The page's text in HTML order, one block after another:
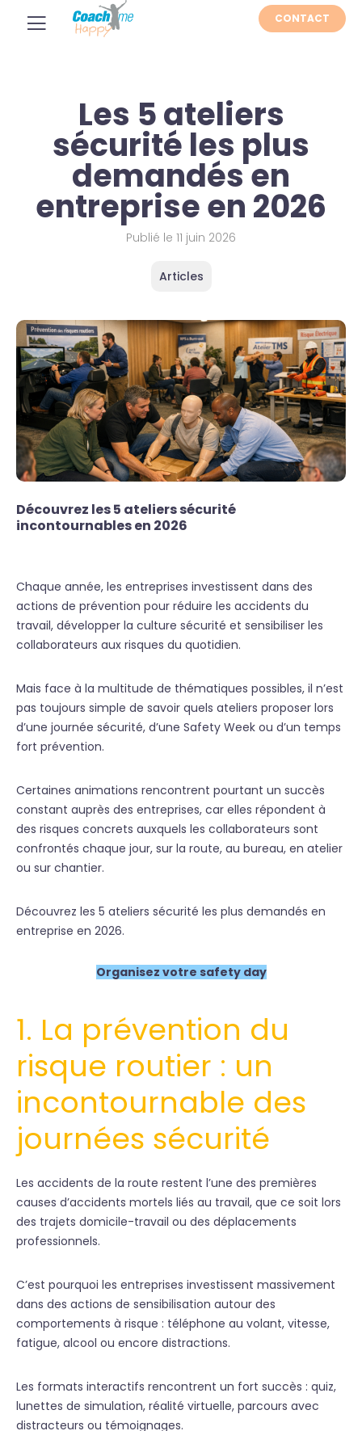
CONTACT
Les 5 ateliers
sécurité les plus
demandés en
entreprise en 2026
Publié le 11 juin 2026
Articles
Découvrez les 5 ateliers sécurité
incontournables en 2026
Chaque année, les entreprises investissent dans des
actions de prévention pour réduire les accidents du
travail, développer la culture sécurité et sensibiliser les
collaborateurs aux risques du quotidien.
Mais face à la multitude de thématiques possibles, il n’est
pas toujours simple de savoir quels ateliers proposer lors
d’une journée sécurité, d’une Safety Week ou d’un temps
fort prévention.
Certaines animations rencontrent pourtant un succès
constant auprès des entreprises, car elles répondent à
des risques concrets auxquels les collaborateurs sont
confrontés chaque jour, sur la route, au bureau, en atelier
ou sur chantier.
Découvrez les 5 ateliers sécurité les plus demandés en
entreprise en 2026.
Organisez votre safety day
1. La prévention du
risque routier : un
incontournable des
journées sécurité
Les accidents de la route restent l’une des premières
causes d’accidents mortels liés au travail, que ce soit lors
des trajets domicile-travail ou des déplacements
professionnels.
C’est pourquoi les entreprises investissent massivement
dans des actions de sensibilisation autour des
comportements à risque : téléphone au volant, vitesse,
fatigue, alcool ou encore distractions.
Les formats interactifs rencontrent un fort succès : quiz,
lunettes de simulation, réalité virtuelle, parcours avec
distracteurs ou témoignages.